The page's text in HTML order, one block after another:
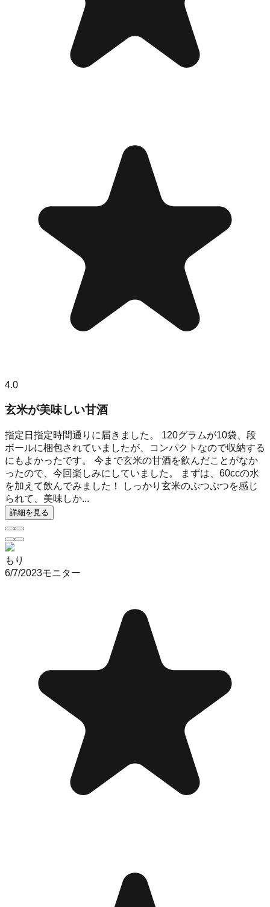
4.0
玄米が美味しい甘酒
指定日指定時間通りに届きました。 120グラムが10袋、段
ボールに梱包されていましたが、コンパクトなので収納する
にもよかったです。 今まで玄米の甘酒を飲んだことがなか
ったので、今回楽しみにしていました。 まずは、60ccの水
を加えて飲んでみました！ しっかり玄米のぷつぷつを感じ
られて、美味しか...
詳細を見る
もり
6/7/2023モニター